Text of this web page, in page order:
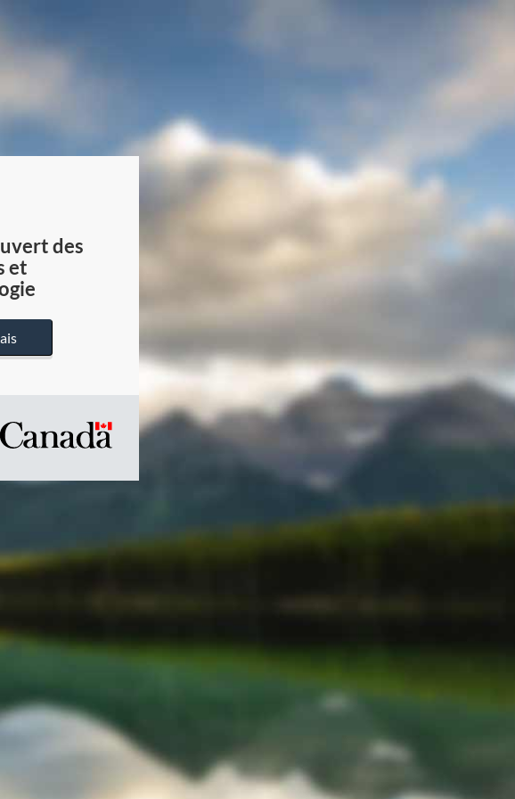
des
et
/
gouvernement
du